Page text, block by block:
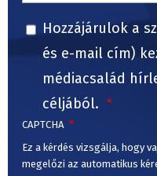
Hozzájárulok a
és e-mail cím)
médiacsalád
céljából.
CAPTCHA
Ez a kérdés vizsgálja, hogy
megelőzi az automatikus